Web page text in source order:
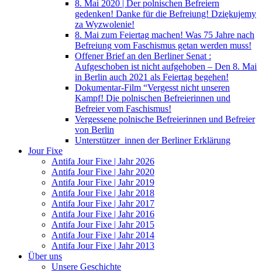
8. Mai 2020 | Der polnischen Befreiern
gedenken! Danke für die Befreiung! Dziękujemy
za Wyzwolenie!
8. Mai zum Feiertag machen! Was 75 Jahre nach
Befreiung vom Faschismus getan werden muss!
Offener Brief an den Berliner Senat :
Aufgeschoben ist nicht aufgehoben – Den 8. Mai
in Berlin auch 2021 als Feiertag begehen!
Dokumentar-Film “Vergesst nicht unseren
Kampf! Die polnischen Befreierinnen und
Befreier vom Faschismus!
Vergessene polnische Befreierinnen und Befreier
von Berlin
Unterstützer_innen der Berliner Erklärung
Jour Fixe
Antifa Jour Fixe | Jahr 2026
Antifa Jour Fixe | Jahr 2020
Antifa Jour Fixe | Jahr 2019
Antifa Jour Fixe | Jahr 2018
Antifa Jour Fixe | Jahr 2017
Antifa Jour Fixe | Jahr 2016
Antifa Jour Fixe | Jahr 2015
Antifa Jour Fixe | Jahr 2014
Antifa Jour Fixe | Jahr 2013
Über uns
Unsere Geschichte